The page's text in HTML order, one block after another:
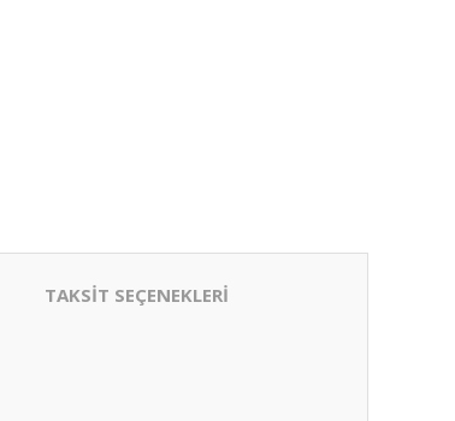
TAKSİT SEÇENEKLERİ